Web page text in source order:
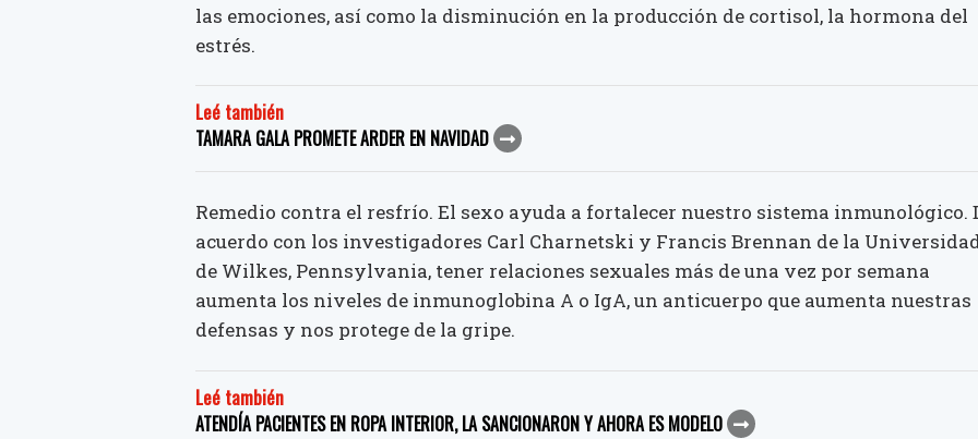
las emociones, así como la disminución en la producción de cortisol, la hormona del
estrés.
Leé también
TAMARA GALA PROMETE ARDER EN NAVIDAD
Remedio contra el resfrío. El sexo ayuda a fortalecer nuestro sistema inmunológico.
acuerdo con los investigadores Carl Charnetski y Francis Brennan de la
de Wilkes, Pennsylvania, tener relaciones sexuales más de una vez por semana
aumenta los niveles de inmunoglobina A o IgA, un anticuerpo que aumenta nuestras
defensas y nos protege de la gripe.
Leé también
ATENDÍA PACIENTES EN ROPA INTERIOR, LA SANCIONARON Y AHORA ES MODELO